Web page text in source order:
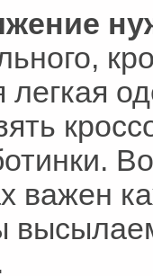
легкая
важен